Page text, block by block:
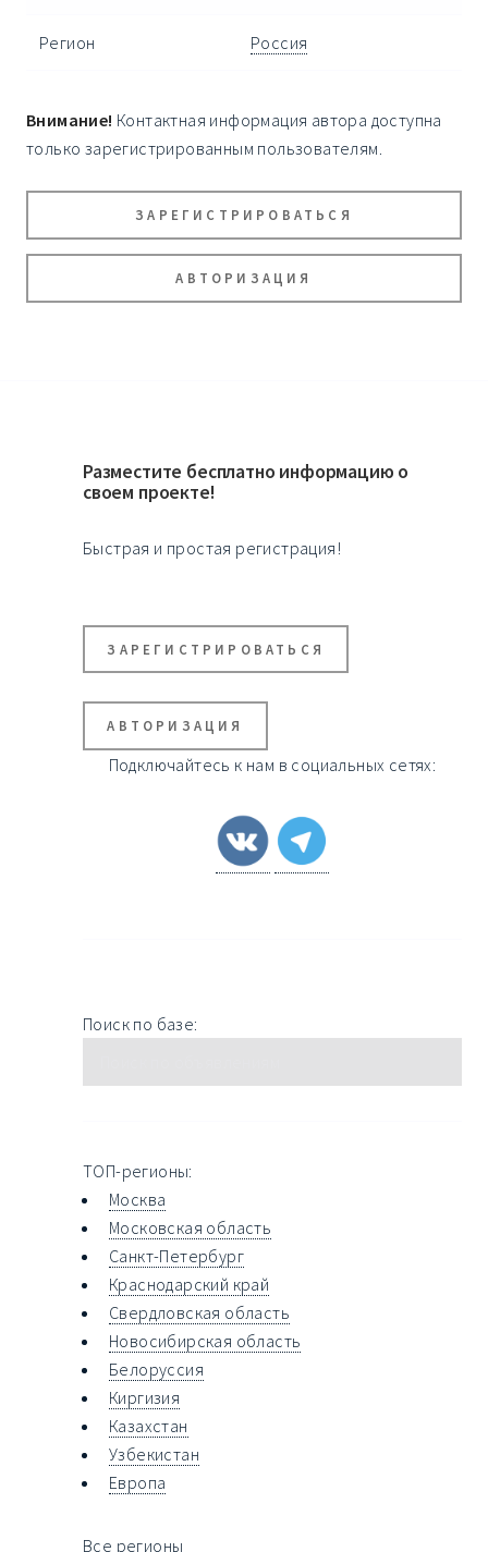
Регион Россия
Внимание! Контактная информация автора доступна
только зарегистрированным пользователям.
ЗАРЕГИСТРИРОВАТЬСЯ
АВТОРИЗАЦИЯ
Разместите бесплатно информацию о
своем проекте!
Быстрая и простая регистрация!
ЗАРЕГИСТРИРОВАТЬСЯ
АВТОРИЗАЦИЯ
Подключайтесь к нам в социальных сетях:
Поиск по базе:
ТОП-регионы:
Москва
Московская область
Санкт-Петербург
Краснодарский край
Свердловская область
Новосибирская область
Белоруссия
Киргизия
Казахстан
Узбекистан
Европа
Все регионы